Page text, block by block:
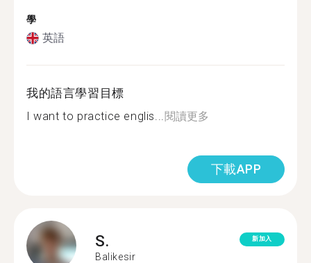
學
英語
我的語言學習目標
I want to practice englis...閱讀更多
下載APP
S.
Balikesir
新加入